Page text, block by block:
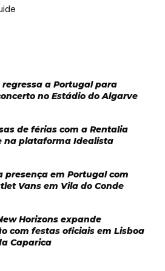
–
somos
Falem
connosco!
💬
regressa a Portugal para
no Estádio do Algarve
de férias com a Rentalia
na plataforma Idealista
presença em Portugal com
Vans em Vila do Conde
Horizons expande
com festas oficiais em Lisboa
Caparica